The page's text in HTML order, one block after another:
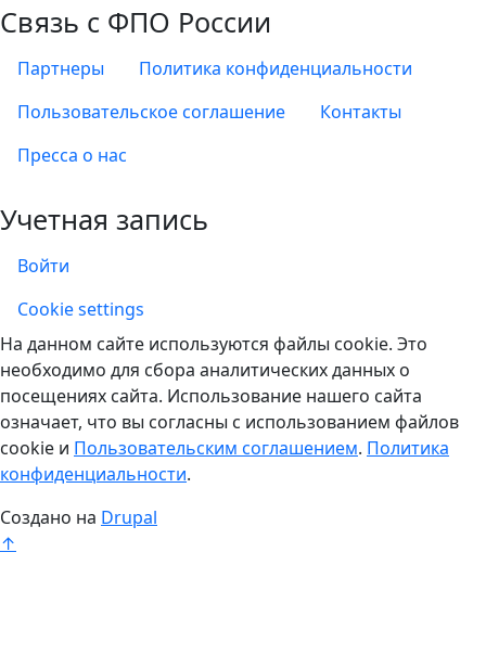
Связь с ФПО России
Партнеры
Политика конфиденциальности
Пользовательское соглашение
Контакты
Пресса о нас
Учетная запись
Войти
Учетная запись
Cookie settings
На данном сайте используются файлы cookie. Это
необходимо для сбора аналитических данных о
посещениях сайта. Использование нашего сайта
означает, что вы согласны с использованием файлов
cookie и Пользовательским соглашением. Политика
конфиденциальности.
Создано на Drupal
↑